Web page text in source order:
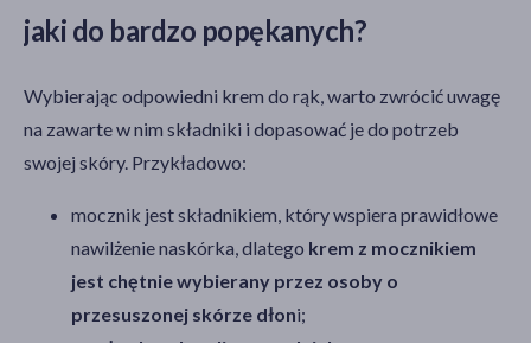
jaki do bardzo popękanych?
Wybierając odpowiedni krem do rąk, warto zwrócić uwagę
na zawarte w nim składniki i dopasować je do potrzeb
swojej skóry. Przykładowo:
mocznik jest składnikiem, który wspiera prawidłowe
nawilżenie naskórka, dlatego krem z mocznikiem
jest chętnie wybierany przez osoby o
przesuszonej skórze dłoni;